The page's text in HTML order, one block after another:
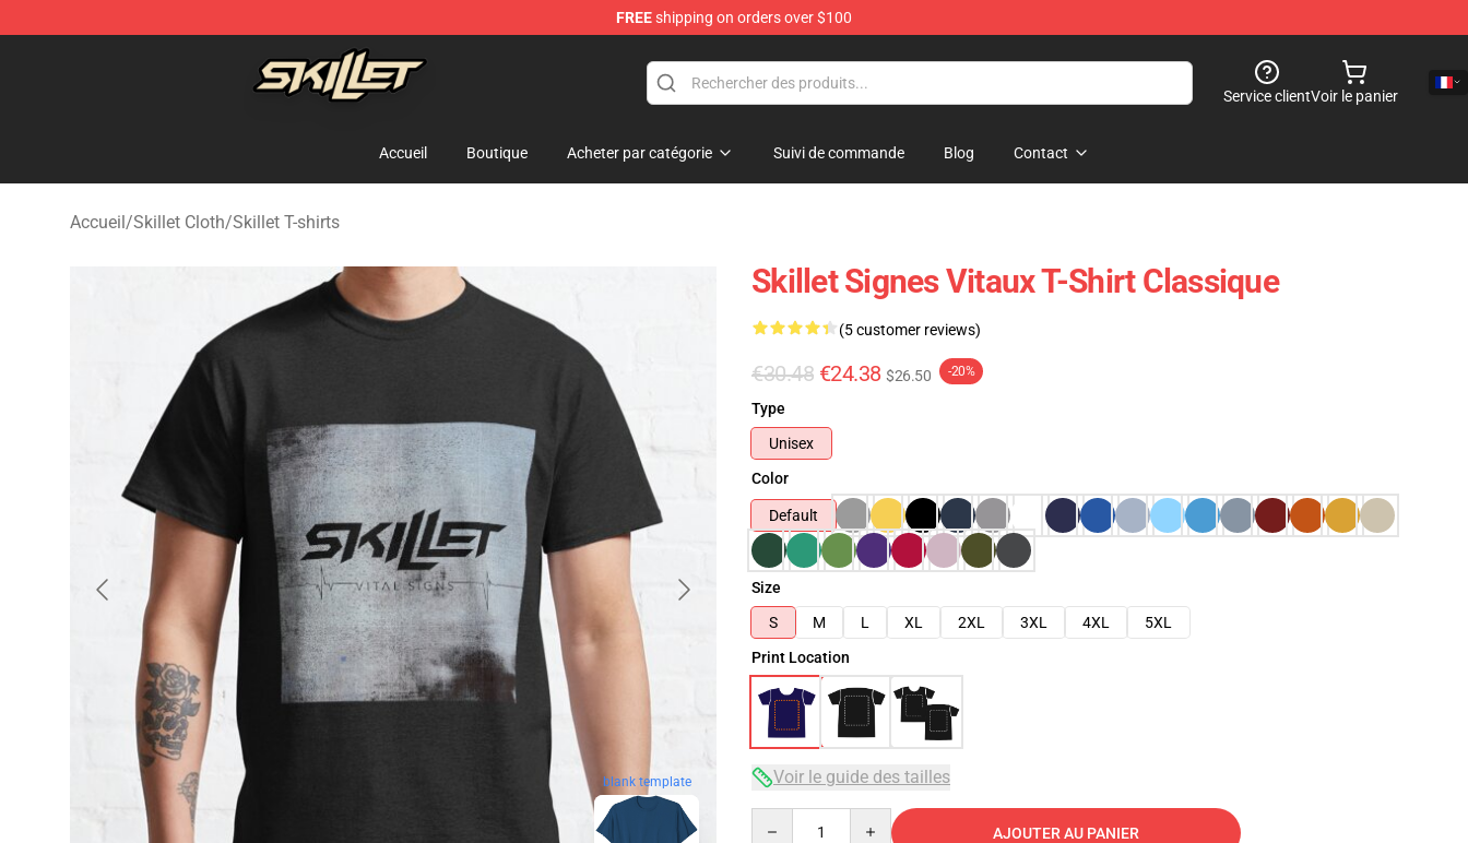
FREEshipping on orders over $100
Skillet Shop - Official Skillet Merchandise Store
Service clientVoir le panier
Accueil Boutique Acheter par catégorie Suivi de commande Blog Contact
Accueil/Skillet Cloth/Skillet T-shirts
blank template
Skillet Signes Vitaux T-Shirt Classique
(5 customer reviews)
€30.48 €24.38 $26.50 -20%
Type
Unisex
Color
Default
Size
S
M L XL 2XL 3XL 4XL
5XL
Print Location
Voir le guide des tailles
AJOUTER AU PANIER